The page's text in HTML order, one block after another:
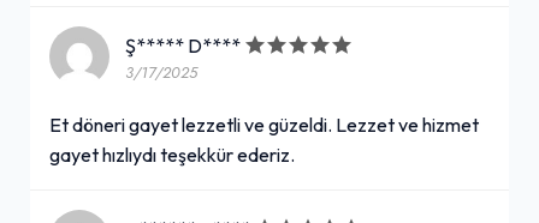
Ş***** D****
3/17/2025
Et döneri gayet lezzetli ve güzeldi. Lezzet ve hizmet
gayet hızlıydı teşekkür ederiz.